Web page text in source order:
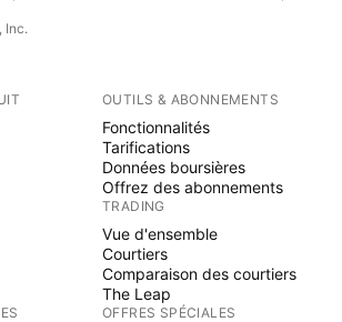
Inc.
OUTILS & ABONNEMENTS
Fonctionnalités
Tarifications
Données boursières
Offrez des abonnements
TRADING
Vue d'ensemble
Courtiers
Comparaison des courtiers
The Leap
OFFRES SPÉCIALES